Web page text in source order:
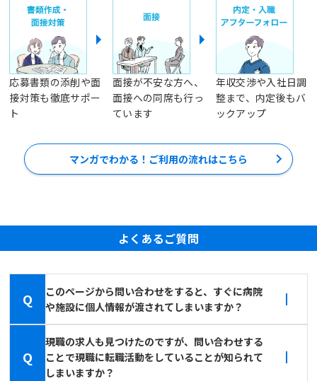
応募書類の添削や面
接対策も徹底サポー
ト
面接が不安な方へ、
面接への同席も行っ
ています
年収交渉や入社日調
整まで、内定後もバ
ックアップ
マンガでわかる！ご利用の流れはこちら
よくあるご質問
Q
このページから問い合わせをすると、すぐに病院
や施設に個人情報が渡されてしまいますか？
Q
現職の求人も見つけたのですが、問い合わせする
ことで現職に転職活動をしていることが知られて
しまいますか？